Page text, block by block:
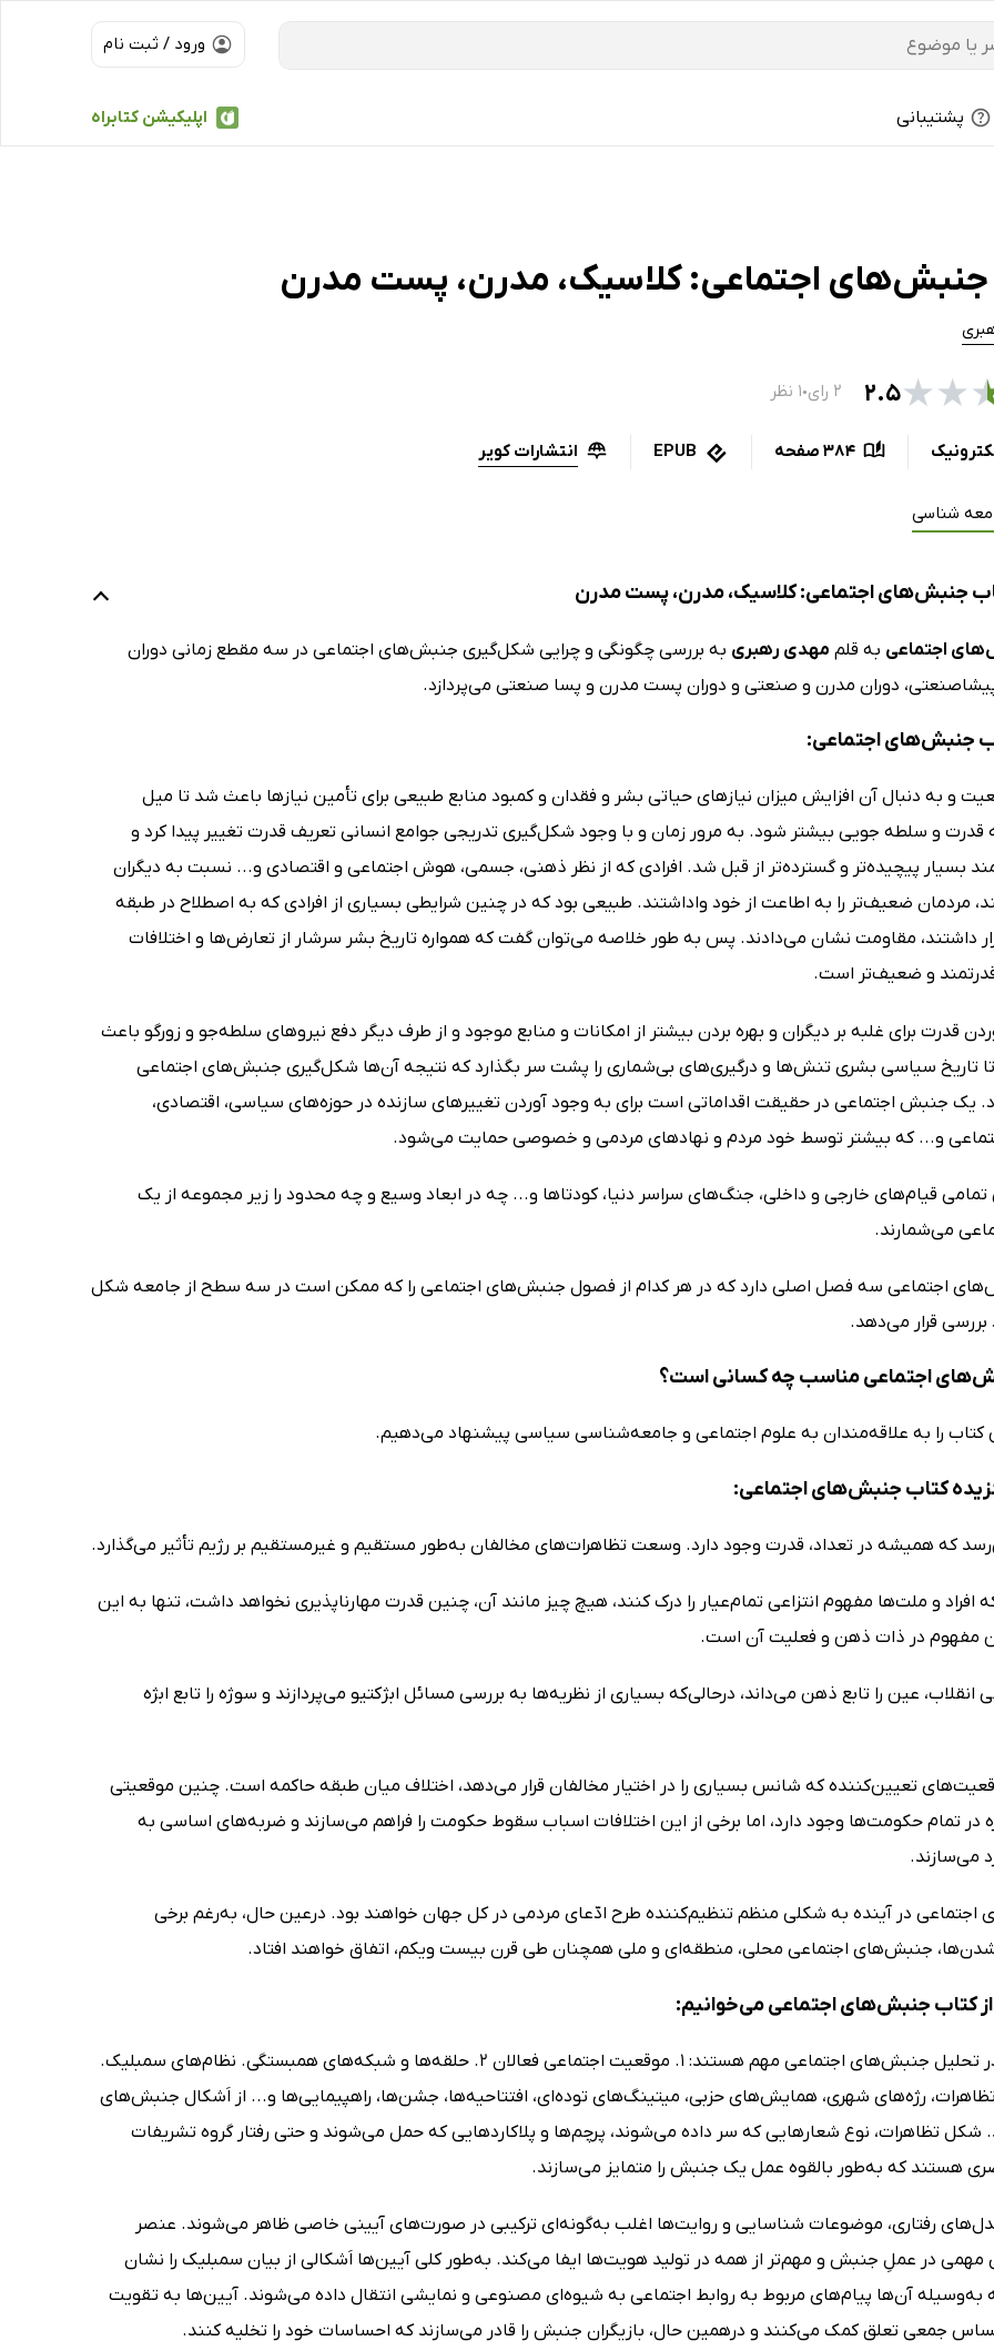
ورود / ثبت نام
اپلیکیشن کتابراه پشتیبانی
اجتماعی: کلاسیک، مدرن، پست مدرن
★
★۲.۵ ۲ رای ● ۱ نظر
384 صفحه EPUB انتشارات کویر
شناسی
جنبش‌های اجتماعی: کلاسیک، مدرن، پست مدرن
اجتماعی به قلم مهدی رهبری به بررسی چگونگی و چرایی شکل‌گیری جنبش‌های اجتماعی در سه مقطع زمانی دوران
دوران مدرن و صنعتی و دوران پست مدرن و پسا صنعتی می‌پردازد.
جنبش‌های اجتماعی:
و به دنبال آن افزایش میزان نیازهای حیاتی بشر و فقدان و کمبود منابع طبیعی برای تأمین نیازها باعث شد تا میل
قدرت و سلطه جویی بیشتر شود. به مرور زمان و با وجود شکل‌گیری تدریجی جوامع انسانی تعریف قدرت تغییر پیدا کرد و
بسیار پیچیده‌تر و گسترده‌تر از قبل شد. افرادی که از نظر ذهنی، جسمی، هوش اجتماعی و اقتصادی و... نسبت به دیگران
مردمان ضعیف‌تر را به اطاعت از خود وا‌داشتند. طبیعی بود که در چنین شرایطی بسیاری از افرادی که به اصطلاح در طبقه
داشتند، مقاومت نشان می‌دادند. پس به طور خلاصه می‌توان گفت که همواره تاریخ بشر سرشار از تعارض‌ها و اختلافات
قدرتمند و ضعیف‌تر است.
قدرت برای غلبه بر دیگران و بهره بردن بیشتر از امکانات و منابع موجود و از طرف دیگر دفع نیروهای سلطه‌جو و زورگو باعث
تاریخ سیاسی بشری تنش‌ها و درگیری‌های بی‌شماری را پشت سر بگذارد که نتیجه آن‌ها شکل‌گیری جنبش‌های اجتماعی
یک جنبش اجتماعی در حقیقت اقداماتی است برای به وجود آوردن تغییرهای سازنده در حوزه‌های سیاسی، اقتصادی،
و... که بیشتر توسط خود مردم و نهادهای مردمی و خصوصی حمایت می‌شود.
تمامی قیام‌های خارجی و داخلی، جنگ‌های سراسر دنیا، کودتاها و... چه در ابعاد وسیع و چه محدود را زیر مجموعه از یک
می‌شمارند.
اجتماعی سه فصل اصلی دارد که در هر کدام از فصول جنبش‌های اجتماعی را که ممکن است در سه سطح از جامعه شکل
بررسی قرار می‌دهد.
اجتماعی مناسب چه کسانی است؟
کتاب را به علاقه‌مندان به علوم اجتماعی و جامعه‌شناسی سیاسی پیشنهاد می‌دهیم.
کتاب جنبش‌های اجتماعی:
که همیشه در تعداد، قدرت وجود دارد. وسعت تظاهرات‌های مخالفان به‌طور مستقیم و غیرمستقیم بر رژیم تأثیر می‌گذارد.
افراد و ملت‌ها مفهوم انتزاعی تمام‌عیار را درک کنند، هیچ چیز مانند آن، چنین قدرت مهارناپذیری نخواهد داشت، تنها به این
مفهوم در ذات ذهن و فعلیت آن است.
انقلاب، عین را تابع ذهن می‌داند، درحالی‌که بسیاری از نظریه‌ها به بررسی مسائل ابژکتیو می‌پردازند و سوژه را تابع ابژه
تعیین‌کننده که شانس بسیاری را در اختیار مخالفان قرار می‌دهد، اختلاف میان طبقه حاکمه است. چنین موقعیتی
در تمام حکومت‌ها وجود دارد، اما برخی از این اختلافات اسباب سقوط حکومت را فراهم می‌سازند و ضربه‌های اساسی به
می‌سازند.
در آینده به شکلی منظم تنظیم‌کننده طرح ادّعای مردمی در کل جهان خواهند بود. درعین حال، به‌رغم برخی
شدن‌ها، جنبش‌های اجتماعی محلی، منطقه‌ای و ملی همچنان طی قرن بیست ویکم، اتفاق خواهند افتاد.
کتاب جنبش‌های اجتماعی می‌خوانیم:
سه عامل در تحلیل جنبش‌های اجتماعی مهم هستند: 1. موقعیت اجتماعی فعالان 2. حلقه‌ها و شبکه‌های همبستگی. نظام‌های سمبلیک.
تظاهرات، رژه‌های شهری، همایش‌های حزبی، میتینگ‌های توده‌ای، افتتاحیه‌ها، جشن‌ها، راهپیمایی‌ها و... از اَشکال جنبش‌های
شکل تظاهرات، نوع شعارهایی که سر داده می‌شوند، پرچم‌ها و پلاکاردهایی که حمل می‌شوند و حتی رفتار گروه تشریفات
هستند که به‌طور بالقوه عمل یک جنبش را متمایز می‌سازند.
رفتاری، موضوعات شناسایی و روایت‌ها اغلب به‌گونه‌ای ترکیبی در صورت‌های آیینی خاصی ظاهر می‌شوند. عنصر
در عملِ جنبش و مهم‌تر از همه در تولید هویت‌ها ایفا می‌کند. به‌طور کلی آیین‌ها اَشکالی از بیان سمبلیک را نشان
آن‌ها پیام‌های مربوط به روابط اجتماعی به شیوه‌ای مصنوعی و نمایشی انتقال داده می‌شوند. آیین‌ها به تقویت
جمعیِ تعلق کمک می‌کنند و درهمین حال، بازیگران جنبش را قادر می‌سازند که احساسات خود را تخلیه کنند.